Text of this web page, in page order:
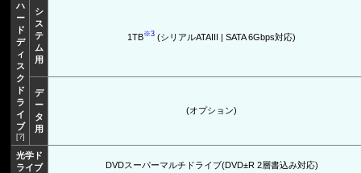
ハ
ー
ド
デ
ィ
ス
ク
ド
ラ
イ
ブ
[?]
シ
ス
テ
ム
用
1TB※3 (シリアルATAIII | SATA 6Gbps対応)
デ
ー
タ
用
(オプション)
光学ド
ライブ
DVDスーパーマルチドライブ(DVD±R 2層書込み対応)